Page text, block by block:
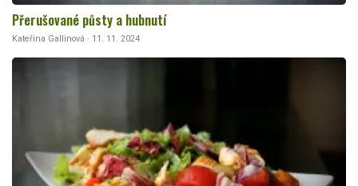
Přerušované půsty a hubnutí
Kateřina Gallinová · 11. 11. 2024